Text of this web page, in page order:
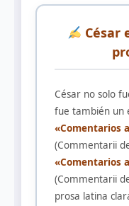
César
César no solo
fue también un
«Comentarios
(Commentarii
«Comentarios
(Commentarii
prosa latina